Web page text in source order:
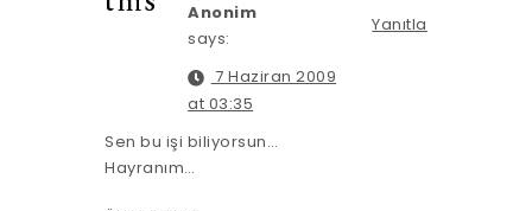
Yanıtla
Anonim
says:
7 Haziran 2009
at 03:35
Sen bu işi biliyorsun…
Hayranım…